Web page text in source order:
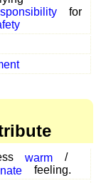
for
warm
/
feeling.